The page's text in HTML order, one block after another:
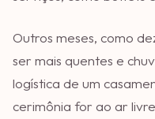
Outros meses, como
ser mais quentes e
logística de um
cerimônia for ao ar